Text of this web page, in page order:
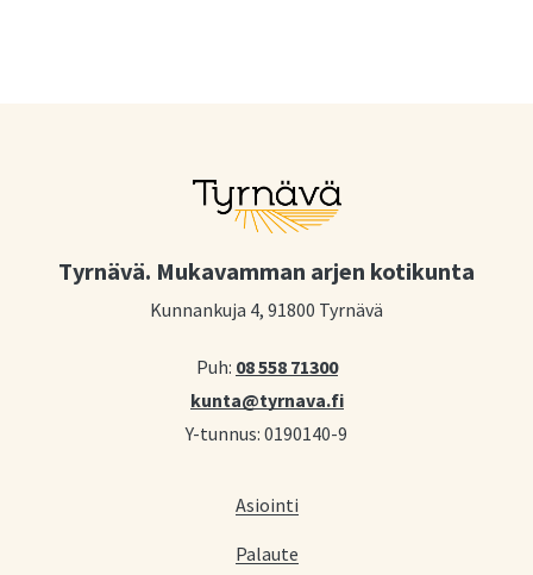
Tyrnävä. Mukavamman arjen kotikunta
Kunnankuja 4, 91800 Tyrnävä
Puh: 08 558 71300
kunta@tyrnava.fi
Y-tunnus: 0190140-9
Asiointi
Palaute